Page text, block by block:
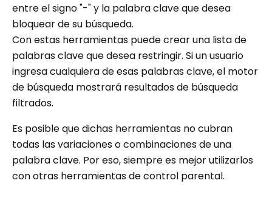
entre el signo "-" y la palabra clave que desea
bloquear de su búsqueda.
Con estas herramientas puede crear una lista de
palabras clave que desea restringir. Si un usuario
ingresa cualquiera de esas palabras clave, el motor
de búsqueda mostrará resultados de búsqueda
filtrados.
Es posible que dichas herramientas no cubran
todas las variaciones o combinaciones de una
palabra clave. Por eso, siempre es mejor utilizarlos
con otras herramientas de control parental.